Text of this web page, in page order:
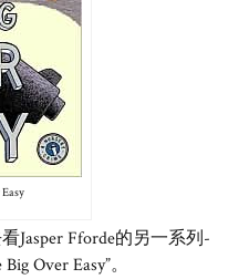
Jasper Fforde的另一系列-
Over Easy”。